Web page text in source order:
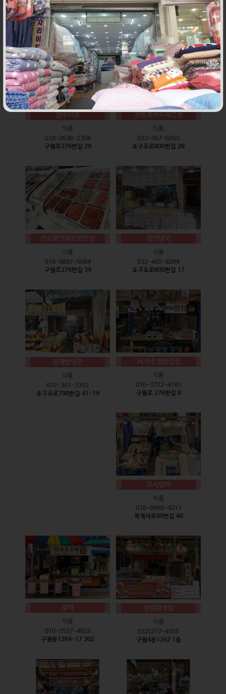
식품
010-9528-3759
구월로276번길 17
식품
032-468-6024
구월로276번길 29
장수식품
식품
010-2638-2358
구월로276번길 29
전통즉석수제강정
식품
032-467-0265
호구포로800번길 28
진로할인마트앞반찬
식품
010-8897-5084
구월로276번길 39
착한탕국
식품
032-465-8294
호구포로800번길 17
형제방앗간
식품
032-361-3352
호구포로790번길 41-19
서기네 말랑강정
식품
010-3772-4101
구월로 276번길 8
모시잎떡
식품
010-8968-4211
복개서로89번길 40
호떡
식품
010-5537-4829
구월동1264-17 302
정원왕족발
식품
032)277-4555
구월4동1262 1층